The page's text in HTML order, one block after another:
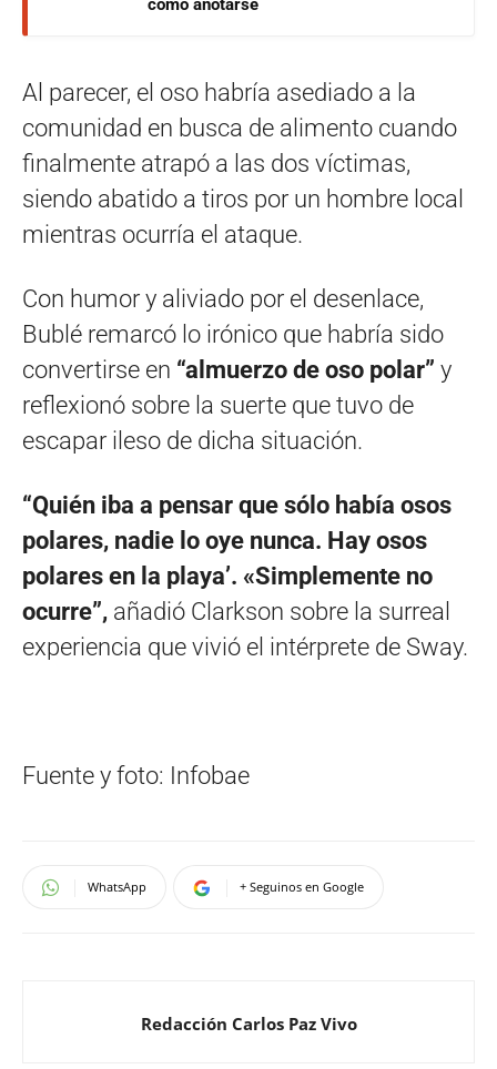
cómo anotarse
Al parecer, el oso habría asediado a la
comunidad en busca de alimento cuando
finalmente atrapó a las dos víctimas,
siendo abatido a tiros por un hombre local
mientras ocurría el ataque.
Con humor y aliviado por el desenlace,
Bublé remarcó lo irónico que habría sido
convertirse en “almuerzo de oso polar” y
reflexionó sobre la suerte que tuvo de
escapar ileso de dicha situación.
“Quién iba a pensar que sólo había osos
polares, nadie lo oye nunca. Hay osos
polares en la playa’. «Simplemente no
ocurre”, añadió Clarkson sobre la surreal
experiencia que vivió el intérprete de Sway.
Fuente y foto: Infobae
WhatsApp + Seguinos en Google
Redacción Carlos Paz Vivo